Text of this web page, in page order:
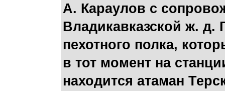
А. Караулов с
Владикавказской ж. д.
пехотного полка,
в тот момент на
находится атаман